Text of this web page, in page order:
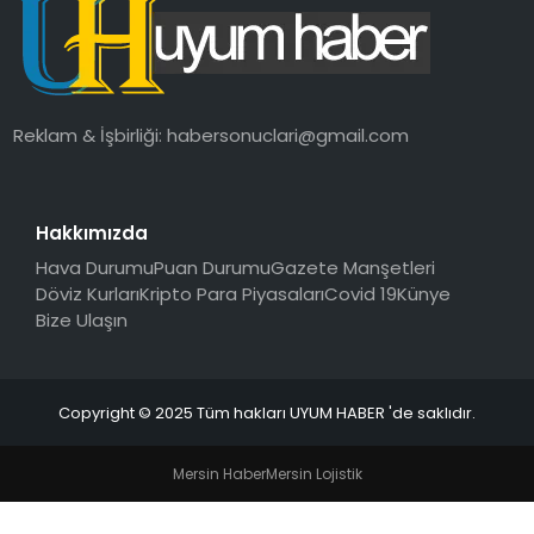
SAĞLIK
MAGAZIN
Reklam & İşbirliği:habersonuclari@gmail.com
Hakkımızda
Hava DurumuPuan DurumuGazete Manşetleri
Döviz KurlarıKripto Para PiyasalarıCovid 19Künye
Bize Ulaşın
Copyright © 2025 Tüm hakları UYUM HABER 'de saklıdır.
Mersin HaberMersin Lojistik